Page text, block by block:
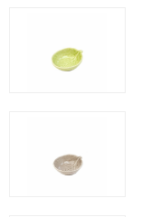
an anderen